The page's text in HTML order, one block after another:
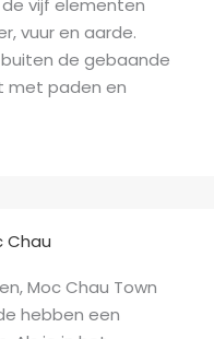
vijf elementen
vuur en aarde.
de gebaande
met paden en
Chau
Moc Chau Town
hebben een